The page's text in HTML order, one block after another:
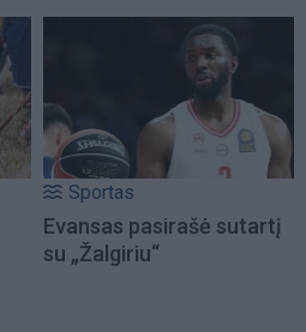
Sportas
Evansas pasirašė sutartį
su „Žalgiriu“